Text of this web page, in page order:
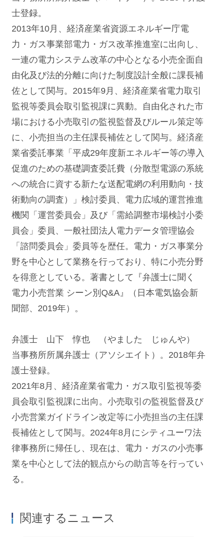
士登録。
2013年10月、経済産業省資源エネルギー庁電
力・ガス事業部電力・ガス改革推進室に出向し、
一連の電力システム改革の中心となる小売全面自
由化及び法的分離に向けた制度設計全般に課長補
佐として関与。2015年9月、経済産業省電力取引
監視等委員会取引監視課に異動。自由化された市
場における小売取引の監視監督及びルール策定等
に、小売担当の主任課長補佐として関与。経済産
業省委託事業「平成29年度新エネルギー等の導入
促進のための基礎調査委託費（分散型電源の系統
への統合に資する新たな送配電網の利用動向・技
術動向の調査）」検討委員、電力広域的運営推進
機関「運営委員会」及び「需給調整市場検討小委
員会」委員、一般社団法人電力データ管理協会
「諮問委員会」委員等を歴任。電力・ガス事業分
野を中心として業務を行っており、特に小売分野
を得意としている。著書として『弁護士に聞く
電力小売営業 シーン別Q&A』（日本電気協会新
聞部、2019年）。
弁護士 山下 惇也（やました じゅんや）
当事務所所属弁護士（アソシエイト）。2018年弁
護士登録。
2021年8月、経済産業省電力・ガス取引監視等委
員会取引監視課に出向。小売取引の監視監督及び
小売営業ガイドライン改定等に小売担当の主任課
長補佐として関与。2024年8月にシティユーワ法
律事務所に帰任し、現在は、電力・ガスの小売事
業を中心として法的観点からの助言等を行ってい
る。
関連するニュース